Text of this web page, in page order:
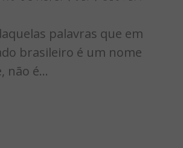
palavras que em
brasileiro é um nome
não é...